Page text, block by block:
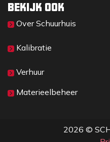
Bekijk ook
Over Sc​huurhuis
Kalibratie
Verhuur
Materieelbeheer
2026 ©